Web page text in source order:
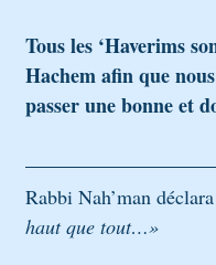
Tous les ‘Haverims
Hachem afin que
passer une bonne et
Rabbi Nah’man
haut que tout…»